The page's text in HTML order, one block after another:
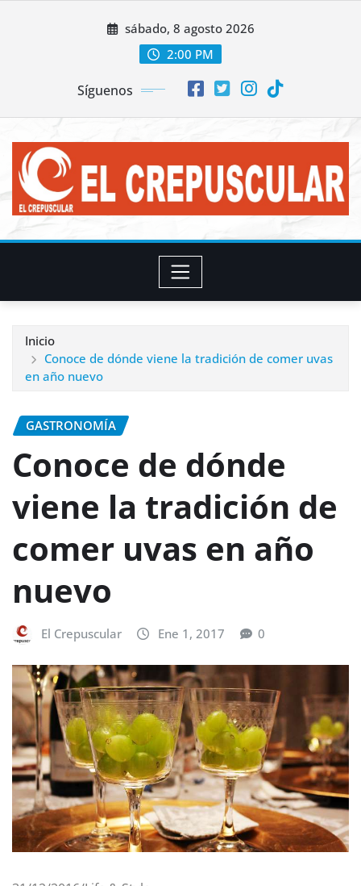
sábado, 8 agosto 2026
2:00 PM
Síguenos
Inicio
Conoce de dónde viene la tradición de comer uvas
en año nuevo
GASTRONOMÍA
Conoce de dónde
viene la tradición de
comer uvas en año
nuevo
El Crepuscular Ene 1, 2017 0